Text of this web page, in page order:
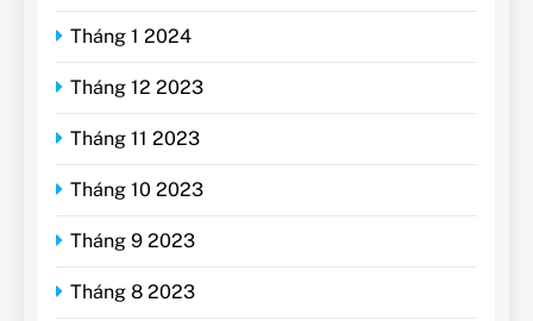
Tháng 1 2024
Tháng 12 2023
Tháng 11 2023
Tháng 10 2023
Tháng 9 2023
Tháng 8 2023